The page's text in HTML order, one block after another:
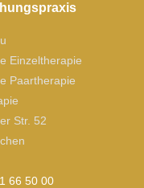
Einzeltherapie
Paartherapie
Str. 52
66 50 00